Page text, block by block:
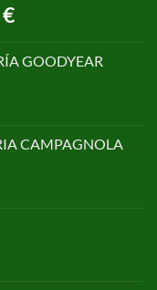
€El
es:GOODYEAR
€.
CAMPAGNOLA
€.